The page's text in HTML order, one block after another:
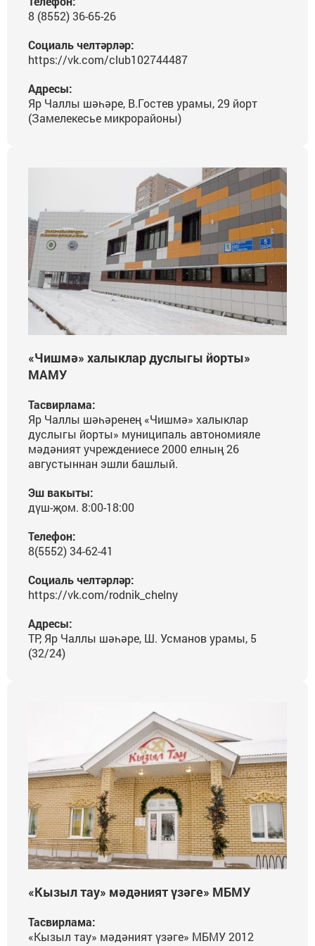
8 (8552) 36-65-26
Социаль челтәрләр:
https://vk.com/club102744487
Адресы:
Яр Чаллы шәһәре, В.Гостев урамы, 29 йорт
(Замелекесье микрорайоны)
«Чишмә» халыклар дуслыгы йорты»
МАМУ
Тасвирлама:
Яр Чаллы шәһәренең «Чишмә» халыклар
дуслыгы йорты» муниципаль автономияле
мәдәният учреждениесе 2000 елның 26
августыннан эшли башлый.
Эш вакыты:
дүш-җом. 8:00-18:00
Телефон:
8(5552) 34-62-41
Социаль челтәрләр:
https://vk.com/rodnik_chelny
Адресы:
ТР, Яр Чаллы шәһәре, Ш. Усманов урамы, 5
(32/24)
«Кызыл тау» мәдәният үзәге» МБМУ
Тасвирлама:
«Кызыл тау» мәдәният үзәге» МБМУ 2012